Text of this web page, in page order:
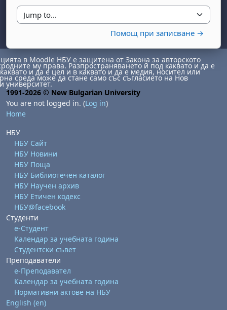
Jump to...
Помощ при записване →
22 August
23 August
29 August
30 August
в Moodle НБУ е защитена от Закона за авторското
му права. Разпространяването й под каквато и да е
и да е цел и в каквато и да е медия, носител или
среда може да стане само със съгласието на Нов
университет.
1991-2026 © New Bulgarian University
You are not logged in. (Log in)
Home
НБУ
НБУ Сайт
НБУ Новини
НБУ Поща
НБУ Библиотечен каталог
НБУ Научен архив
НБУ Етичен кодекс
НБУ@facebook
Студенти
е-Студент
Календар за учебната година
Студентски съвет
Преподаватели
е-Преподавател
Календар за учебната година
Нормативни актове на НБУ
English ‎(en)‎